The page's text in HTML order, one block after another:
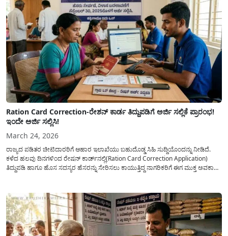
Ration Card Correction-ರೇಶನ್ ಕಾರ್ಡ ತಿದ್ದುಪಡಿಗೆ ಅರ್ಜಿ ಸಲ್ಲಿಕೆ ಪ್ರಾರಂಭ!
ಇಂದೇ ಅರ್ಜಿ ಸಲ್ಲಿಸಿ!
March 24, 2026
ರಾಜ್ಯದ ಪಡಿತರ ಚೀಟಿದಾರರಿಗೆ ಆಹಾರ ಇಲಾಖೆಯು ಬಹುದೊಡ್ಡ ಸಿಹಿ ಸುದ್ದಿಯೊಂದನ್ನು ನೀಡಿದೆ.
ಕಳೆದ ಹಲವು ದಿನಗಳಿಂದ ರೇಷನ್ ಕಾರ್ಡ್‌ನಲ್ಲಿ(Ration Card Correction Application)
ತಿದ್ದುಪಡಿ ಹಾಗೂ ಹೊಸ ಸದಸ್ಯರ ಹೆಸರನ್ನು ಸೇರಿಸಲು ಕಾಯುತ್ತಿದ್ದ ನಾಗರಿಕರಿಗೆ ಈಗ ಮುಕ್ತ ಅವಕಾಶ